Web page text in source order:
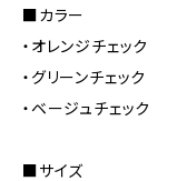
■カラー
・オレンジチェック
・グリーンチェック
・ベージュチェック
■サイズ